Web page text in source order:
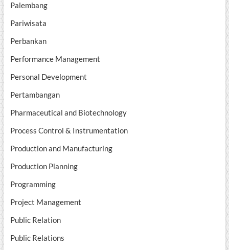
Palembang
Pariwisata
Perbankan
Performance Management
Personal Development
Pertambangan
Pharmaceutical and Biotechnology
Process Control & Instrumentation
Production and Manufacturing
Production Planning
Programming
Project Management
Public Relation
Public Relations